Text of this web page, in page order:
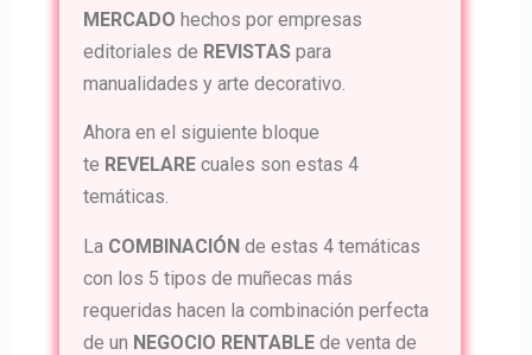
MERCADO hechos por empresas
editoriales de REVISTAS para
manualidades y arte decorativo.
Ahora en el siguiente bloque
te REVELARE cuales son estas 4
temáticas.
La COMBINACIÓN de estas 4 temáticas
con los 5 tipos de muñecas más
requeridas hacen la combinación perfecta
de un NEGOCIO RENTABLE de venta de